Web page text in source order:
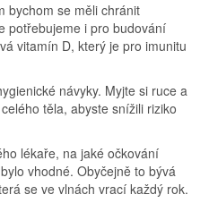
bychom se měli chránit
potřebujeme i pro budování
vitamín D, který je pro imunitu
návyky. Myjte si ruce a
těla, abyste snížili riziko
lékaře, na jaké očkování
vhodné. Obyčejně to bývá
se ve vlnách vrací každý rok.